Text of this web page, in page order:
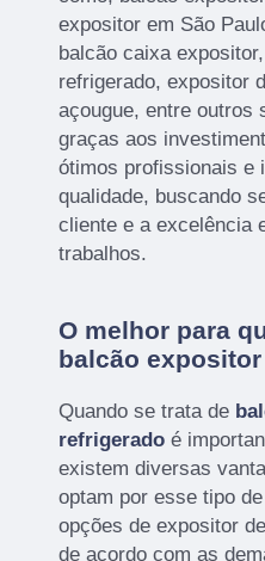
expositor em São
balcão caixa
refrigerado, expositor
açougue, entre outros
graças aos
ótimos profissionais e
qualidade, buscando
cliente e a excelência
trabalhos.
O melhor para
balcão
Quando se trata de
refrigerado é
existem diversas
optam por esse tipo
opções de expositor
de acordo com as